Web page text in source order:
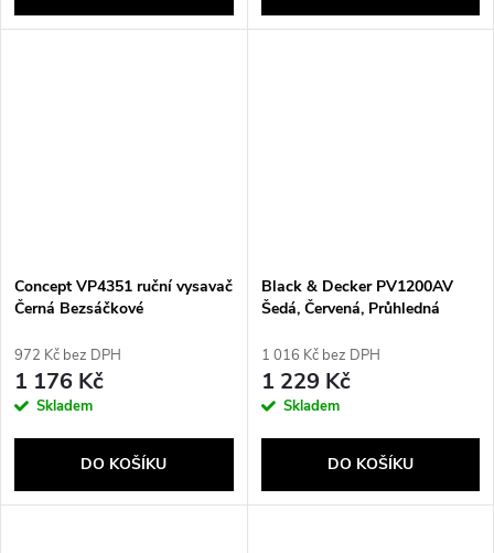
Concept VP4351 ruční vysavač
Černá Bezsáčkové
972 Kč bez DPH
1 176 Kč
Skladem
DO KOŠÍKU
Black & Decker PV1200AV
Šedá, Červená, Průhledná
1 016 Kč bez DPH
1 229 Kč
Skladem
DO KOŠÍKU